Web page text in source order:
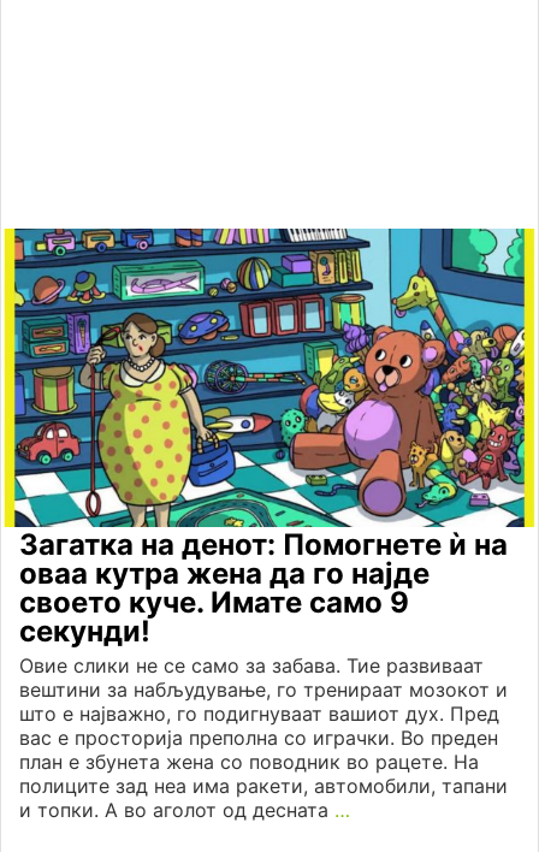
Загатка на денот: Помогнете ѝ на
оваа кутра жена да го најде
своето куче. Имате само 9
секунди!
Овие слики не се само за забава. Тие развиваат
вештини за набљудување, го тренираат мозокот и
што е најважно, го подигнуваат вашиот дух. Пред
вас е просторија преполна со играчки. Во преден
план е збунета жена со поводник во рацете. На
полиците зад неа има ракети, автомобили, тапани
и топки. А во аголот од десната …